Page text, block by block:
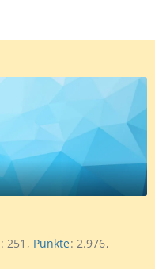
251 Punkte 2.976